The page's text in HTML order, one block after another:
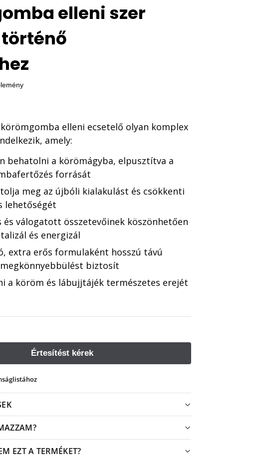
elleni szer
elleni ecsetelő olyan komplex
amely:
behatolni a körömágyba, elpusztítva a
forrását
meg az újbóli kialakulást és csökkenti
lehetőségét
és válogatott összetevőinek köszönhetően
és energizál
extra erős formulaként hosszú távú
biztosít
a köröm és lábujjtájék természetes erejét
EZT A TERMÉKET?